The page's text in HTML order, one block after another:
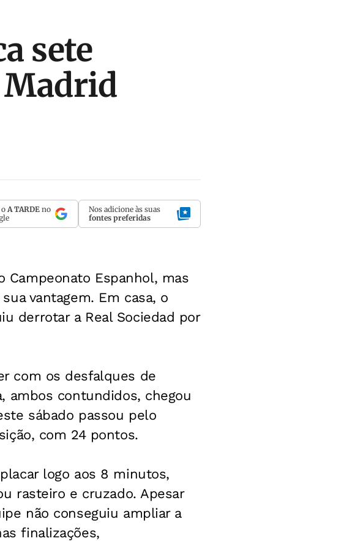
sete
Madrid
oA TARDE no
Nos adicione às suas
fontes preferidas
Campeonato Espanhol, mas
vantagem. Em casa, o
derrotar a Real Sociedad por
com os desfalques de
ambos contundidos, chegou
sábado passou pelo
com 24 pontos.
logo aos 8 minutos,
rasteiro e cruzado. Apesar
não conseguiu ampliar a
finalizações,